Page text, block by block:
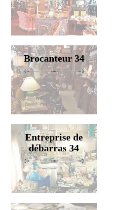
Brocanteur 34
Entreprise de
débarras 34